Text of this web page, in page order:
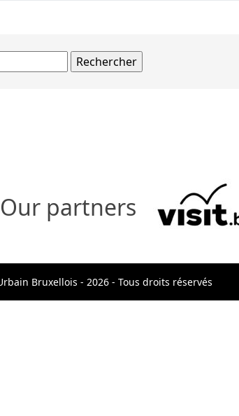
Our partners
Bruxellois - 2026 - Tous droits réservés